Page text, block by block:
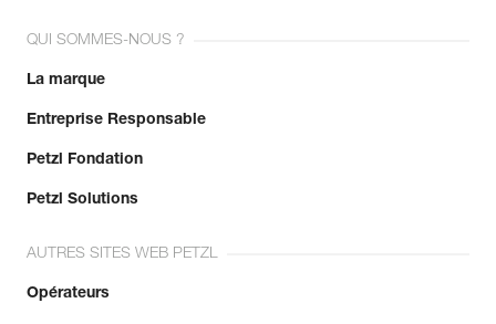
QUI SOMMES-NOUS ?
La marque
Entreprise Responsable
Petzl Fondation
Petzl Solutions
AUTRES SITES WEB PETZL
Opérateurs